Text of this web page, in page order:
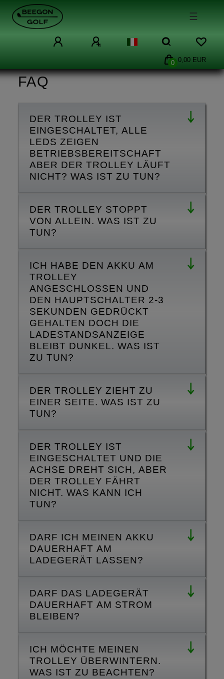
☰
0 0,00 EUR
FAQ
DER TROLLEY IST
EINGESCHALTET, ALLE
LEDS ZEIGEN
BETRIEBSBEREITSCHAFT
ABER DER TROLLEY LÄUFT
NICHT? WAS IST ZU TUN?
DER TROLLEY STOPPT
VON ALLEIN. WAS IST ZU
TUN?
ICH HABE DEN AKKU AM
TROLLEY
ANGESCHLOSSEN UND
DEN HAUPTSCHALTER 2-3
SEKUNDEN GEDRÜCKT
GEHALTEN DOCH DIE
LADESTANDSANZEIGE
BLEIBT DUNKEL. WAS IST
ZU TUN?
DER TROLLEY ZIEHT ZU
EINER SEITE. WAS IST ZU
TUN?
DER TROLLEY IST
EINGESCHALTET UND DIE
ACHSE DREHT SICH, ABER
DER TROLLEY FÄHRT
NICHT. WAS KANN ICH
TUN?
DARF ICH MEINEN AKKU
DAUERHAFT AM
LADEGERÄT LASSEN?
DARF DAS LADEGERÄT
DAUERHAFT AM STROM
BLEIBEN?
ICH MÖCHTE MEINEN
TROLLEY ÜBERWINTERN.
WAS IST ZU BEACHTEN?